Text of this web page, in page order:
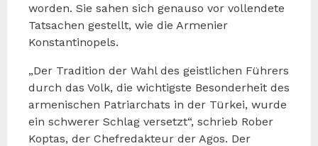
worden. Sie sahen sich genauso vor vollendete
Tatsachen gestellt, wie die Armenier
Konstantinopels.
„Der Tradition der Wahl des geistlichen Führers
durch das Volk, die wichtigste Besonderheit des
armenischen Patriarchats in der Türkei, wurde
ein schwerer Schlag versetzt“, schrieb Rober
Koptas, der Chefredakteur der Agos. Der